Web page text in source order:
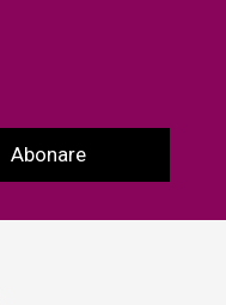
Abonare